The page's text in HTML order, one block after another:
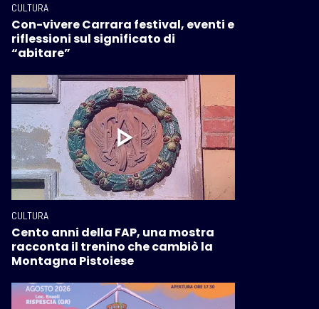
CULTURA
Con-vivere Carrara festival, eventi e
riflessioni sul significato di
“abitare”
CULTURA
Cento anni della FAP, una mostra
racconta il trenino che cambiò la
Montagna Pistoiese